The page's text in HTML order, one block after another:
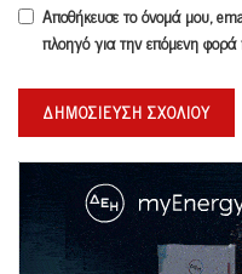
Αποθήκευσε το όνομά μου,
πλοηγό για την επόμενη